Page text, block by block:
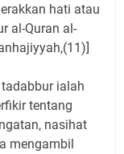
hati atau
al-Quran al-
ialah
tentang
nasihat
mengambil